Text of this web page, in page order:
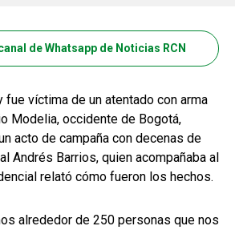
de Whatsapp de Noticias RCN
fue víctima de un atentado con arma
Modelia, occidente de Bogotá,
acto de campaña con decenas de
Andrés Barrios, quien acompañaba al
relató cómo fueron los hechos.
alrededor de 250 personas que nos